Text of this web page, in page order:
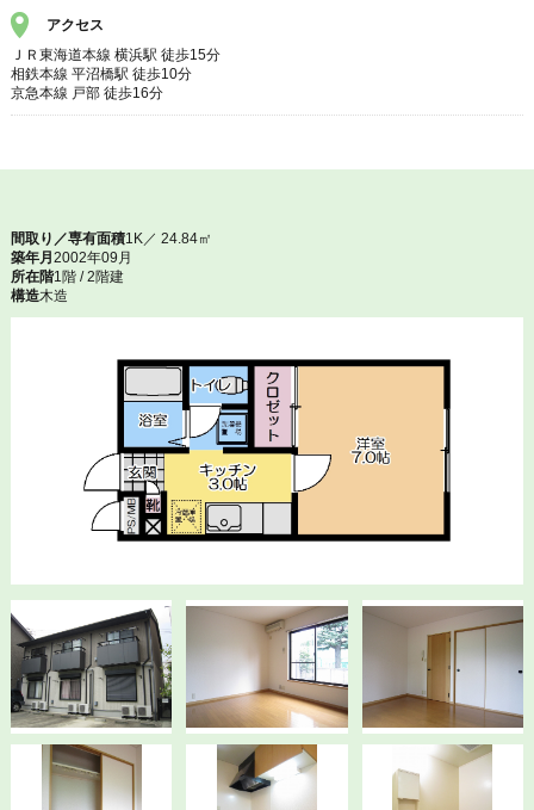
アクセス
ＪＲ東海道本線 横浜駅 徒歩15分
相鉄本線 平沼橋駅 徒歩10分
京急本線 戸部 徒歩16分
間取り／専有面積1K／ 24.84㎡
築年月2002年09月
所在階1階 / 2階建
構造木造